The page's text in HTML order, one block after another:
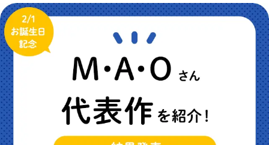
2.5次元 配信・Vtuber
アニメ映画一覧 実写化映画一覧
今期アニメ曜日別一覧